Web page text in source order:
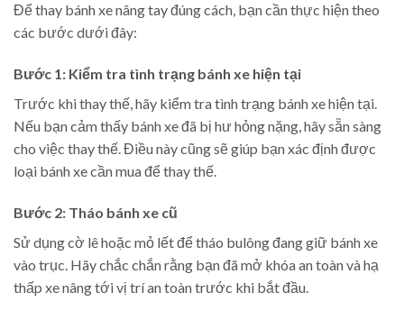
Để thay bánh xe nâng tay đúng cách, bạn cần thực hiện theo
các bước dưới đây:
Bước 1: Kiểm tra tình trạng bánh xe hiện tại
Trước khi thay thế, hãy kiểm tra tình trạng bánh xe hiện tại.
Nếu bạn cảm thấy bánh xe đã bị hư hỏng nặng, hãy sẵn sàng
cho việc thay thế. Điều này cũng sẽ giúp bạn xác định được
loại bánh xe cần mua để thay thế.
Bước 2: Tháo bánh xe cũ
Sử dụng cờ lê hoặc mỏ lết để tháo bulông đang giữ bánh xe
vào trục. Hãy chắc chắn rằng bạn đã mở khóa an toàn và hạ
thấp xe nâng tới vị trí an toàn trước khi bắt đầu.